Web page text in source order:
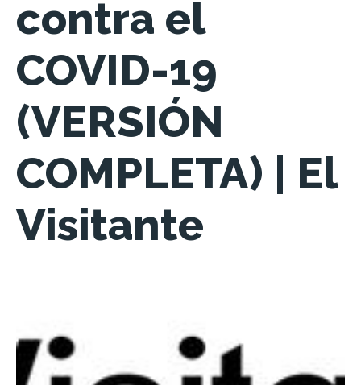
contra el
COVID-19
(VERSIÓN
COMPLETA) | El
Visitante